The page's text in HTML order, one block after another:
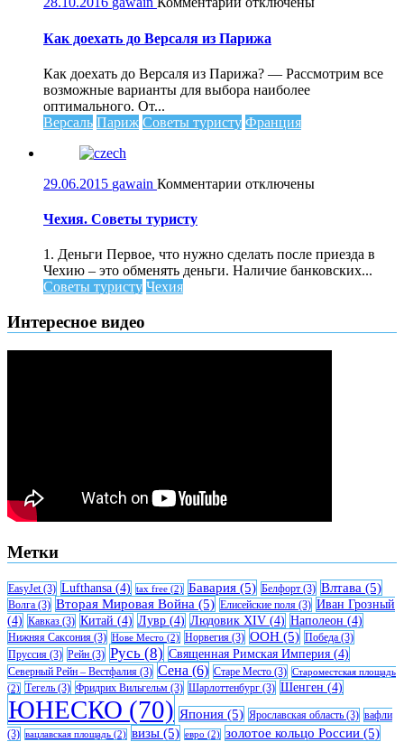
Как
доехать
Версаля
из
Парижа
Как доехать до Версаля из Парижа
Как доехать до Версаля из Парижа? — Рассмотрим все
возможные варианты для выбора наиболее
оптимального. От...
Версаль Париж Советы туристу Франция
29.06.2015 gawain Комментарии котключены
Чехия. Советы туристу
1. Деньги Первое, что нужно сделать после приезда в
Чехию – это обменять деньги. Наличие банковских...
Советы туристу Чехия
Интересное видео
Метки
EasyJet(3) Lufthansa (4) tax free (2) Бавария (5) Белфорт (3) Влтава (5)
Волга (3) Вторая Мировая Война (5) Елисейские поля (3) Иван Грозный
(4) Кавказ (3) Китай (4) Лувр (4) Людовик XIV (4) Наполеон (4)
Нижняя Саксония (3) Нове Место (2) Норвегия (3) ООН (5) Победа (3)
Пруссия (3) Рейн (3) Русь (8) Священная Римская Империя (4)
Северный Рейн – Вестфалия (3) Сена (6) Старе Место (3) Староместская площадь
(2) Тегель (3) Фридрих Вильгельм (3) Шарлоттенбург (3) Шенген (4)
ЮНЕСКО (70) Япония (5) Ярославская область (3) вафли
(3) вацлавская площадь (2) визы (5) евро (2) золотое кольцо России (5)